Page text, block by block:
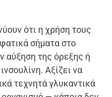
ότι η χρήση τους
σήματα στο
αύξηση της όρεξης ή
Αξίζει να
τεχνητά γλυκαντικά